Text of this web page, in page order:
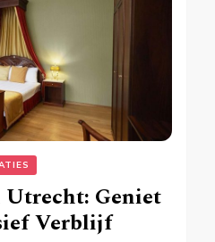
Geniet
Verblijf